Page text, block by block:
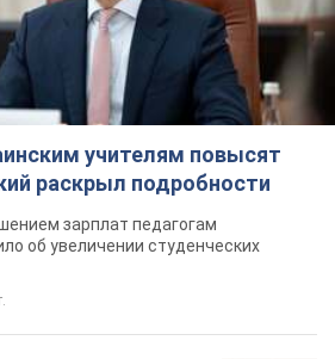
учителям повысят
раскрыл подробности
зарплат педагогам
об увеличении студенческих